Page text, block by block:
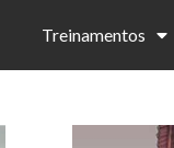
Treinamentos